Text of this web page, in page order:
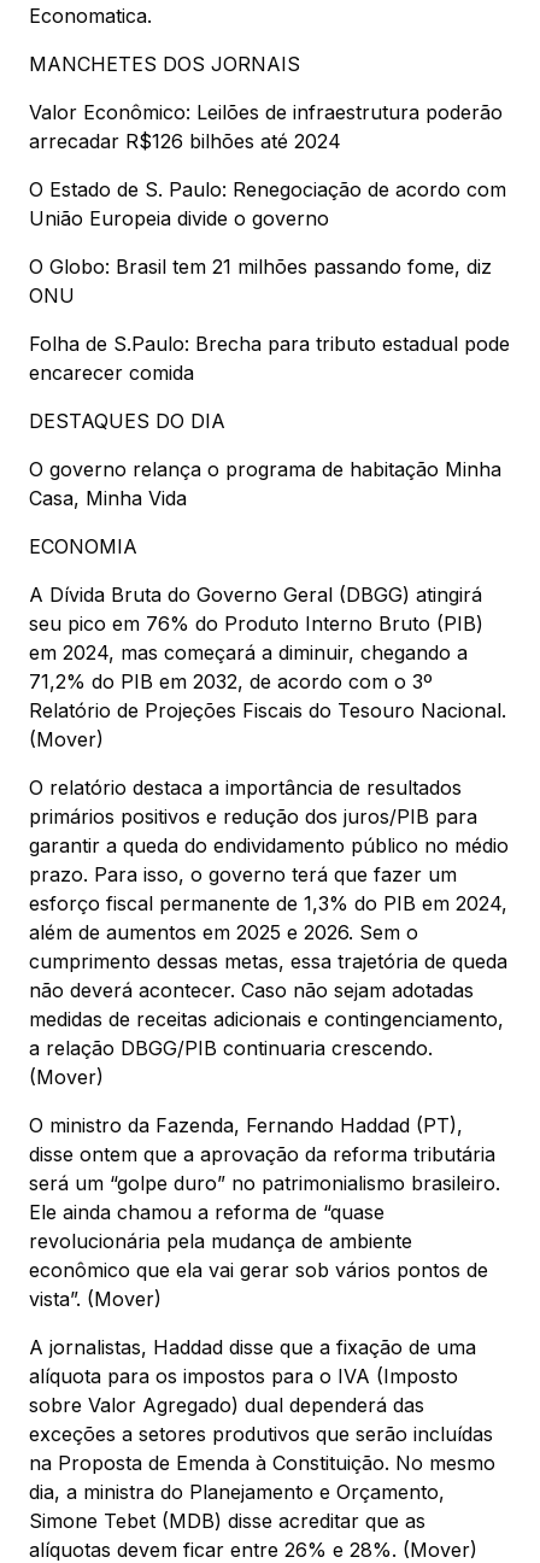
Economatica.
MANCHETES DOS JORNAIS
Valor Econômico: Leilões de infraestrutura poderão
arrecadar R$126 bilhões até 2024
O Estado de S. Paulo: Renegociação de acordo com
União Europeia divide o governo
O Globo: Brasil tem 21 milhões passando fome, diz
ONU
Folha de S.Paulo: Brecha para tributo estadual pode
encarecer comida
DESTAQUES DO DIA
O governo relança o programa de habitação Minha
Casa, Minha Vida
ECONOMIA
A Dívida Bruta do Governo Geral (DBGG) atingirá
seu pico em 76% do Produto Interno Bruto (PIB)
em 2024, mas começará a diminuir, chegando a
71,2% do PIB em 2032, de acordo com o 3º
Relatório de Projeções Fiscais do Tesouro Nacional.
(Mover)
O relatório destaca a importância de resultados
primários positivos e redução dos juros/PIB para
garantir a queda do endividamento público no médio
prazo. Para isso, o governo terá que fazer um
esforço fiscal permanente de 1,3% do PIB em 2024,
além de aumentos em 2025 e 2026. Sem o
cumprimento dessas metas, essa trajetória de queda
não deverá acontecer. Caso não sejam adotadas
medidas de receitas adicionais e contingenciamento,
a relação DBGG/PIB continuaria crescendo.
(Mover)
O ministro da Fazenda, Fernando Haddad (PT),
disse ontem que a aprovação da reforma tributária
será um “golpe duro” no patrimonialismo brasileiro.
Ele ainda chamou a reforma de “quase
revolucionária pela mudança de ambiente
econômico que ela vai gerar sob vários pontos de
vista”. (Mover)
A jornalistas, Haddad disse que a fixação de uma
alíquota para os impostos para o IVA (Imposto
sobre Valor Agregado) dual dependerá das
exceções a setores produtivos que serão incluídas
na Proposta de Emenda à Constituição. No mesmo
dia, a ministra do Planejamento e Orçamento,
Simone Tebet (MDB) disse acreditar que as
alíquotas devem ficar entre 26% e 28%. (Mover)